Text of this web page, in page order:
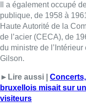
Il a également occupé
publique, de 1958 à
Haute Autorité de la
de l’acier (CECA), de
du ministre de
Gilson.
►Lire aussi |
bruxellois misait sur
visiteurs